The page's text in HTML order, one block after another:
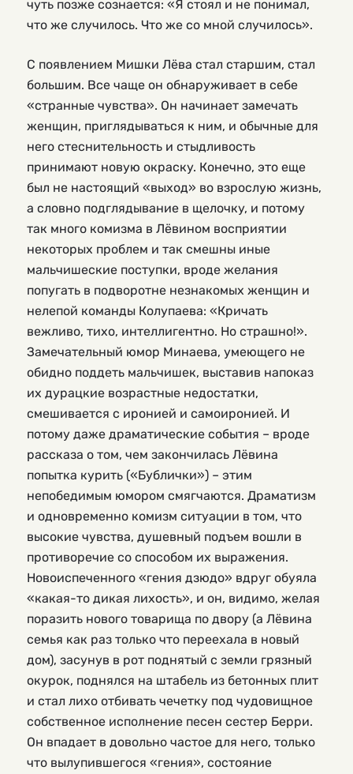
чуть позже сознается: «Я стоял и не понимал,
что же случилось. Что же со мной случилось».
С появлением Мишки Лёва стал старшим, стал
большим. Все чаще он обнаруживает в себе
«странные чувства». Он начинает замечать
женщин, приглядываться к ним, и обычные для
него стеснительность и стыдливость
принимают новую окраску. Конечно, это еще
был не настоящий «выход» во взрослую жизнь,
а словно подглядывание в щелочку, и потому
так много комизма в Лёвином восприятии
некоторых проблем и так смешны иные
мальчишеские поступки, вроде желания
попугать в подворотне незнакомых женщин и
нелепой команды Колупаева: «Кричать
вежливо, тихо, интеллигентно. Но страшно!».
Замечательный юмор Минаева, умеющего не
обидно поддеть мальчишек, выставив напоказ
их дурацкие возрастные недостатки,
смешивается с иронией и самоиронией. И
потому даже драматические события – вроде
рассказа о том, чем закончилась Лёвина
попытка курить («Бублички») – этим
непобедимым юмором смягчаются. Драматизм
и одновременно комизм ситуации в том, что
высокие чувства, душевный подъем вошли в
противоречие со способом их выражения.
Новоиспеченного «гения дзюдо» вдруг обуяла
«какая-то дикая лихость», и он, видимо, желая
поразить нового товарища по двору (а Лёвина
семья как раз только что переехала в новый
дом), засунув в рот поднятый с земли грязный
окурок, поднялся на штабель из бетонных плит
и стал лихо отбивать чечетку под чудовищное
собственное исполнение песен сестер Берри.
Он впадает в довольно частое для него, только
что вылупившегося «гения», состояние